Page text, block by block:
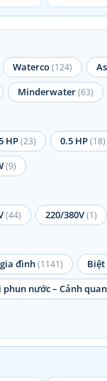
Waterco(124)
Minderwater(63)
HP(23) 0.5 HP(18)
(9)
(44) 220/380V(1)
đình(1141)
nước – Cảnh quan